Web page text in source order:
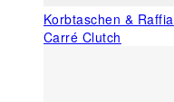
Korbtaschen & Raffia
Carré Clutch